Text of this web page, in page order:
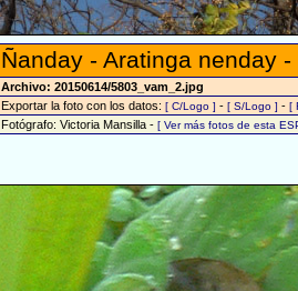
Ñanday - Aratinga nenday -
Archivo: 20150614/5803_vam_2.jpg
Exportar la foto con los datos: [ C/Logo ] - [ S/Logo ] - [
Fotógrafo: Victoria Mansilla - [ Ver más fotos de esta